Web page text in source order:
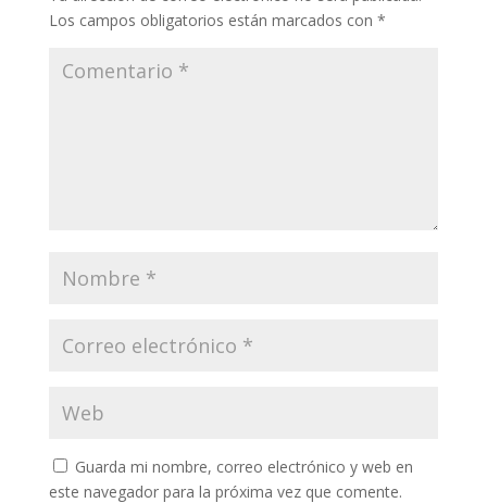
Los campos obligatorios están marcados con *
Guarda mi nombre, correo electrónico y web en
este navegador para la próxima vez que comente.